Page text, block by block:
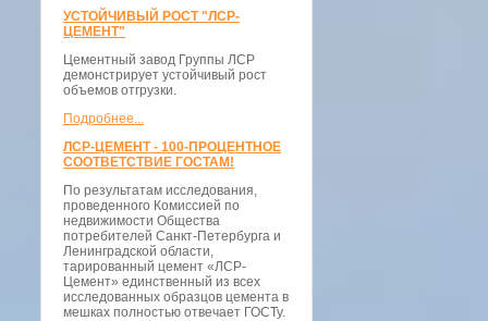
УСТОЙЧИВЫЙ РОСТ "ЛСР-
ЦЕМЕНТ"
Цементный завод Группы ЛСР
демонстрирует устойчивый рост
объемов отгрузки.
Подробнее...
ЛСР-ЦЕМЕНТ - 100-ПРОЦЕНТНОЕ
СООТВЕТСТВИЕ ГОСТАМ!
По результатам исследования,
проведенного Комиссией по
недвижимости Общества
потребителей Санкт-Петербурга и
Ленинградской области,
тарированный цемент «ЛСР-
Цемент» единственный из всех
исследованных образцов цемента в
мешках полностью отвечает ГОСТу.